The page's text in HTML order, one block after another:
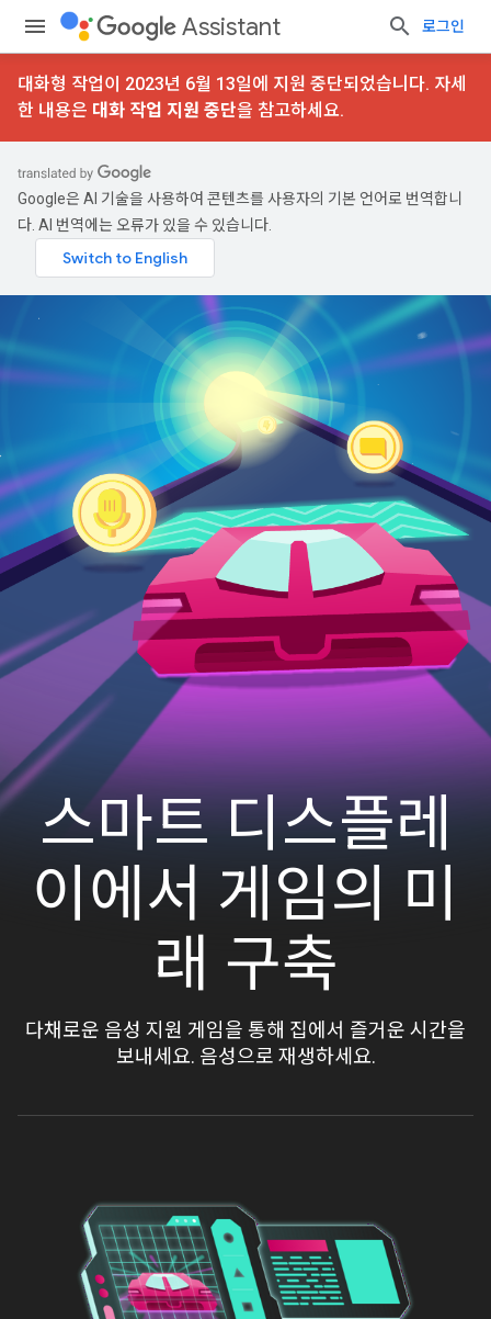
Assistant 로그인
대화형 작업이 2023년 6월 13일에 지원 중단되었습니다. 자세
한 내용은 대화 작업 지원 중단을 참고하세요.
Google은 AI 기술을 사용하여 콘텐츠를 사용자의 기본 언어로 번역합니
다. AI 번역에는 오류가 있을 수 있습니다.
스마트 디스플레
이에서 게임의 미
래 구축
다채로운 음성 지원 게임을 통해 집에서 즐거운 시간을
보내세요. 음성으로 재생하세요.